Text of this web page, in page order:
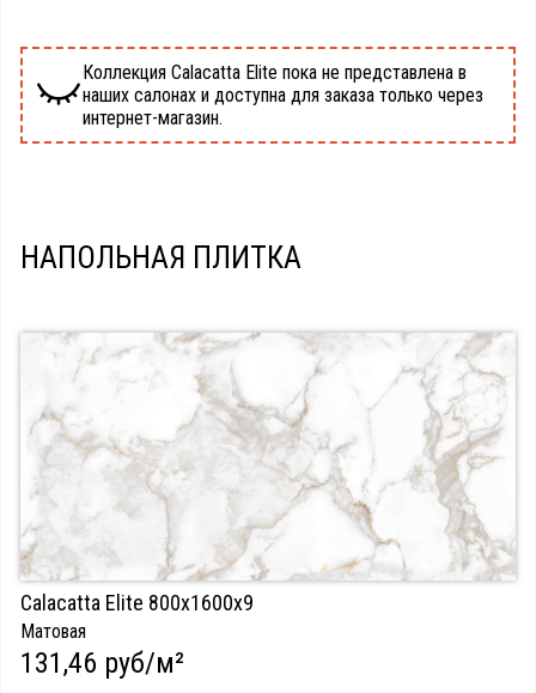
Коллекция Calacatta Elite пока не представлена в
наших салонах и доступна для заказа только через
интернет-магазин.
НАПОЛЬНАЯ ПЛИТКА
Calacatta Elite 800х1600х9
Матовая
131,46 руб/м²